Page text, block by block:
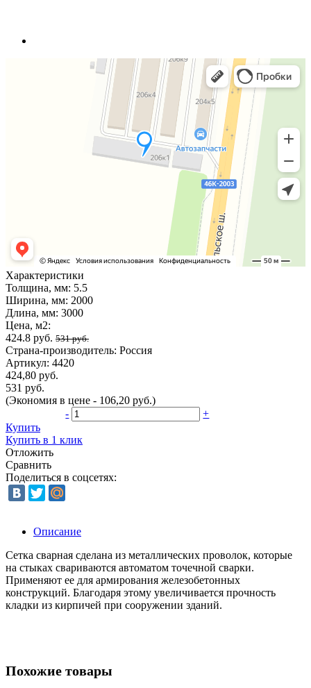
Характеристики
Толщина, мм: 5.5
Ширина, мм: 2000
Длина, мм: 3000
Цена, м2:
424.8 руб. 531 руб.
Страна-производитель: Россия
Артикул: 4420
424,80 руб.
531 руб.
(Экономия в цене - 106,20 руб.)
-
+
Купить
Купить в 1 клик
Отложить
Сравнить
Поделиться в соцсетях:
Описание
Сетка сварная сделана из металлических проволок, которые
на стыках свариваются автоматом точечной сварки.
Применяют ее для армирования железобетонных
конструкций. Благодаря этому увеличивается прочность
кладки из кирпичей при сооружении зданий.
Похожие товары